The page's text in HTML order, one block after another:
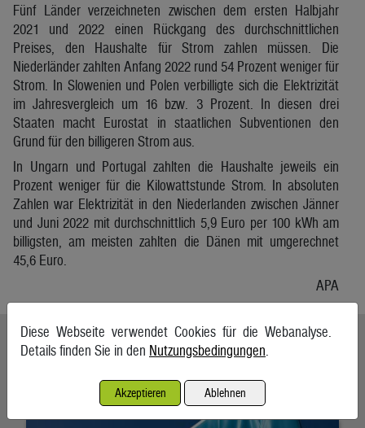
Fünf Länder verzeichneten zwischen dem ersten Halbjahr
2021 und 2022 einen Rückgang des durchschnittlichen
Preises, den Haushalte für Strom zahlen müssen. Die
Niederländer zahlten Anfang 2022 rund 54 Prozent weniger für
Strom. In Slowenien und Polen verbilligte sich die Elektrizität
im Jahresvergleich um 16 bzw. 3 Prozent. In diesen drei
Staaten macht Eurostat in staatlichen Subventionen den
Grund für den billigeren Strom aus.
In Ungarn und Portugal zahlten die Haushalte jeweils ein
Prozent weniger für die Kilowattstunde Strom. In absoluten
Zahlen war Elektrizität in den Niederlanden zwischen Jänner
und Juni 2022 mit durchschnittlich 5,9 Euro per 100 kWh am
billigsten, am meisten zahlten die Dänen mit umgerechnet
45,6 Euro.
APA
Ähnliche Artikel weiterlesen
RWE gibt Milliarden-Pachtverträge für US-Windparks zurück
7. August 2026, Frankfurt am Main/Essen
Diese Webseite verwendet Cookies für die Webanalyse.
Details finden Sie in den Nutzungsbedingungen
Akzeptieren Ablehnen